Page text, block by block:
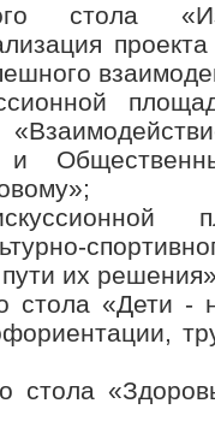
стола
и
их
стола «Дети
стола